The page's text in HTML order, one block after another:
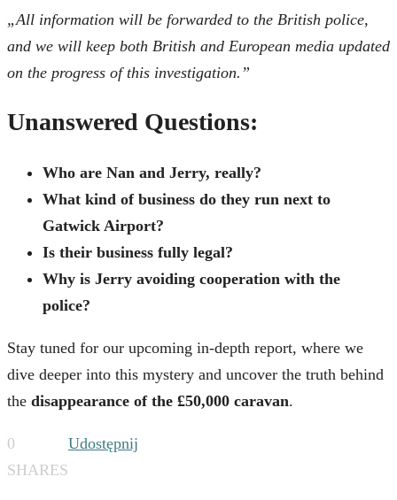
„All information will be forwarded to the British police,
and we will keep both British and European media updated
on the progress of this investigation.”
Unanswered Questions:
Who are Nan and Jerry, really?
What kind of business do they run next to
Gatwick Airport?
Is their business fully legal?
Why is Jerry avoiding cooperation with the
police?
Stay tuned for our upcoming in-depth report, where we
dive deeper into this mystery and uncover the truth behind
the disappearance of the £50,000 caravan.
0
SHARES
Udostępnij